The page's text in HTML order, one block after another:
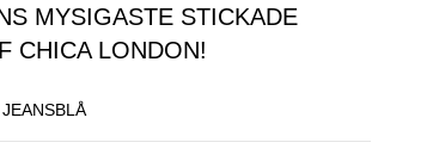
MYSIGASTE STICKADE
CHICA LONDON!